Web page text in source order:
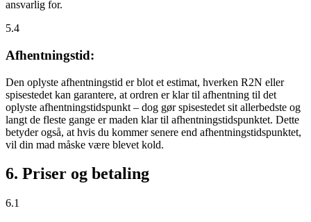
ansvarlig for.
5.4
Afhentningstid:
Den oplyste afhentningstid er blot et estimat, hverken R2N eller
spisestedet kan garantere, at ordren er klar til afhentning til det
oplyste afhentningstidspunkt – dog gør spisestedet sit allerbedste og
langt de fleste gange er maden klar til afhentningstidspunktet. Dette
betyder også, at hvis du kommer senere end afhentningstidspunktet,
vil din mad måske være blevet kold.
6. Priser og betaling
6.1